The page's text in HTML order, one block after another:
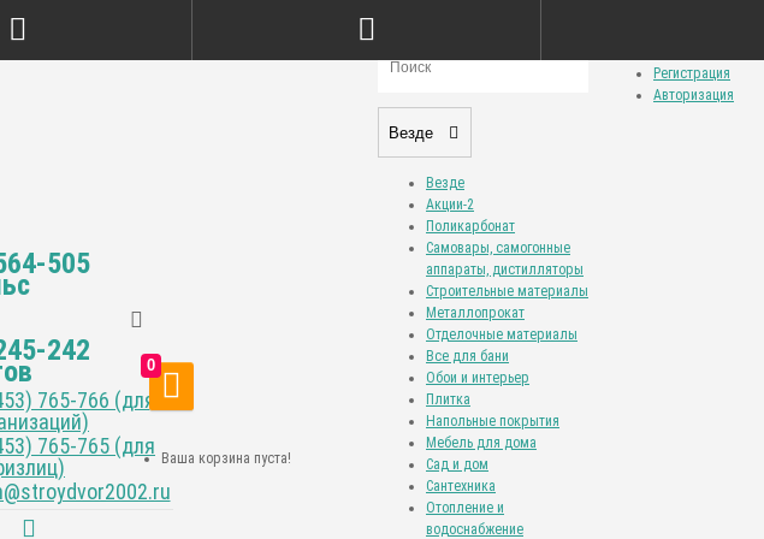
Регистрация
Авторизация
Сравнение товаров (0)
505
242
765-766 (для
765-765 (для
0
Ваша корзина пуста!
Везде
Везде
Акции-2
Поликарбонат
Самовары, самогонные
аппараты, дистилляторы
Строительные материалы
Металлопрокат
Отделочные материалы
Все для бани
Обои и интерьер
Плитка
Напольные покрытия
Мебель для дома
Сад и дом
Сантехника
Отопление и
водоснабжение